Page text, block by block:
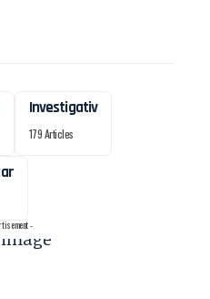
Investigativ
179 Articles
-